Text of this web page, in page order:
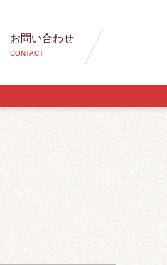
お問い合わせ
CONTACT